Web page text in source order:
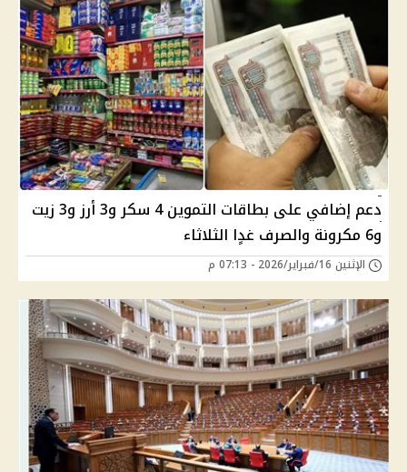
دعم إضافي على بطاقات التموين 4 سكر و3 أرز و3 زيت
و6 مكرونة والصرف غدٍا الثلاثاء
الإثنين 16/فبراير/2026 - 07:13 م